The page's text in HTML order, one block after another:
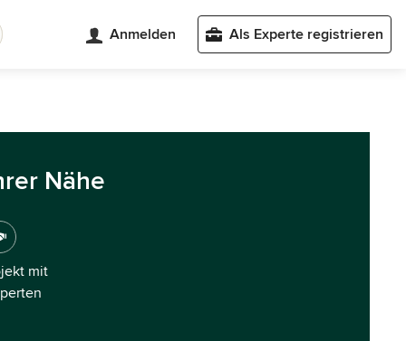
Anmelden Als Experte registrieren
Nähe
mit